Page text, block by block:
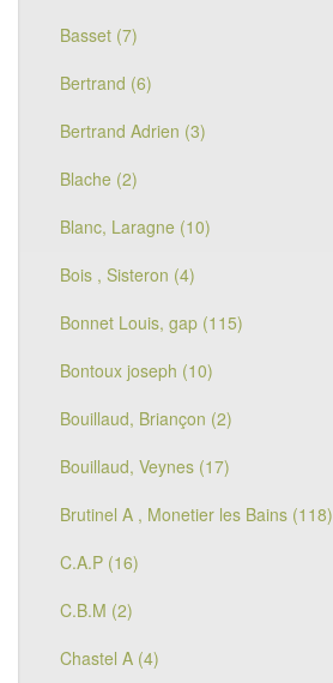
Basset (7)
Bertrand (6)
Bertrand Adrien (3)
Blache (2)
Blanc, Laragne (10)
Bois , Sisteron (4)
Bonnet Louis, gap (115)
Bontoux joseph (10)
Bouillaud, Briançon (2)
Bouillaud, Veynes (17)
Brutinel A , Monetier les Bains (118)
C.A.P (16)
C.B.M (2)
Chastel A (4)